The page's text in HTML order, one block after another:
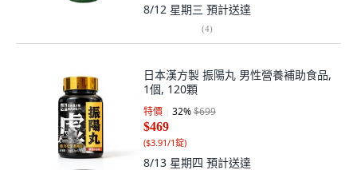
8/12 星期三 預計送達
(4)
日本漢方製 振陽丸 男性營養補助食品,
1個, 120顆
特價 32%$699
$469
($3.91/1錠)
8/13 星期四 預計送達